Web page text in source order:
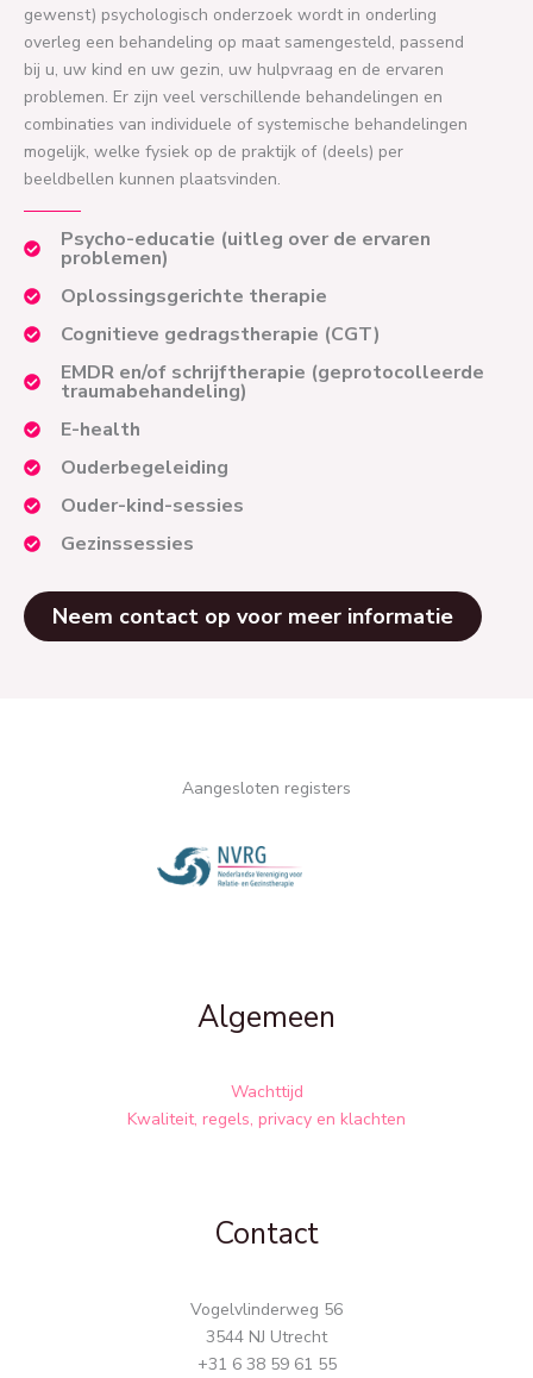
gewenst) psychologisch onderzoek wordt in onderling
overleg een behandeling op maat samengesteld, passend
bij u, uw kind en uw gezin, uw hulpvraag en de ervaren
problemen. Er zijn veel verschillende behandelingen en
combinaties van individuele of systemische behandelingen
mogelijk, welke fysiek op de praktijk of (deels) per
beeldbellen kunnen plaatsvinden.
Psycho-educatie (uitleg over de ervaren
problemen)
Oplossingsgerichte therapie
Cognitieve gedragstherapie (CGT)
EMDR en/of schrijftherapie (geprotocolleerde
traumabehandeling)
E-health
Ouderbegeleiding
Ouder-kind-sessies
Gezinssessies
Neem contact op voor meer informatie
Aangesloten registers
Algemeen
Wachttijd
Kwaliteit, regels, privacy en klachten
Contact
Vogelvlinderweg 56
3544 NJ Utrecht
+31 6 38 59 61 55